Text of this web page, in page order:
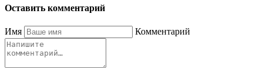
Оставить комментарий
Имя Комментарий